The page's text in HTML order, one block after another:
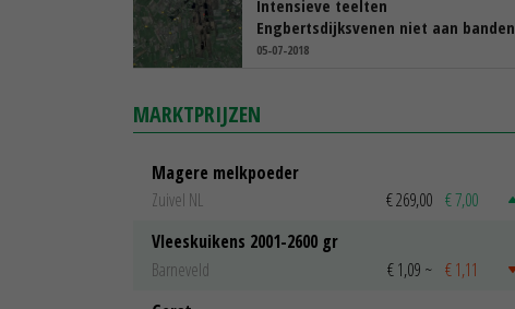
Intensieve teelten
Engbertsdijksvenen niet aan banden
05-07-2018
MARKTPRIJZEN
Magere melkpoeder
Zuivel NL
€ 269,00 € 7,00
Vleeskuikens 2001-2600 gr
Barneveld
€ 1,09 ~ € 1,11